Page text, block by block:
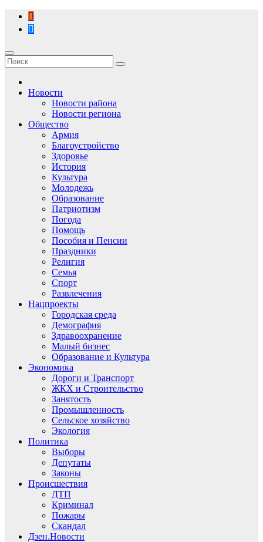
Перейти
содержимому
Новости
Новости района
Новости региона
Общество
Армия
Благоустройство
Здоровье
История
Культура
Молодежь
Образование
Патриотизм
Погода
Помощь
Пособия и Пенсии
Праздники
Религия
Семья
Спорт
Развлечения
Нацпроекты
Городская среда
Демография
Здравоохранение
Малый бизнес
Образование и Культура
Экономика
Дороги и Транспорт
ЖКХ и Строительство
Занятость
Промышленность
Сельское хозяйство
Экология
Политика
Выборы
Депутаты
Законы
Происшествия
ДТП
Криминал
Пожары
Скандал
Дзен.Новости